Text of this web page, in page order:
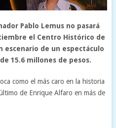
Pablo Lemus no pasará
el Centro Histórico de
escenario de un espectáculo
15.6 millones de pesos.
como el más caro en la historia
de Enrique Alfaro en más de